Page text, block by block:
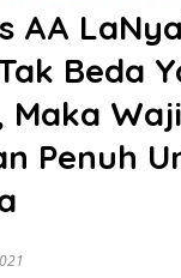
AA
Beda
Maka
Penuh